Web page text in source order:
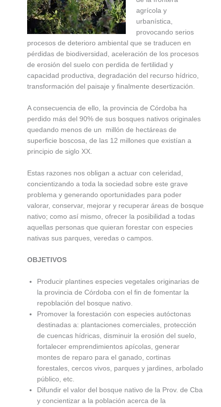
agrícola y
urbanística,
provocando serios
procesos de deterioro ambiental que se traducen en
pérdidas de biodiversidad, aceleración de los procesos
de erosión del suelo con perdida de fertilidad y
capacidad productiva, degradación del recurso hídrico,
transformación del paisaje y finalmente desertización.
A consecuencia de ello, la provincia de Córdoba ha
perdido más del 90% de sus bosques nativos originales
quedando menos de un millón de hectáreas de
superficie boscosa, de las 12 millones que existían a
principio de siglo XX.
Estas razones nos obligan a actuar con celeridad,
concientizando a toda la sociedad sobre este grave
problema y generando oportunidades para poder
valorar, conservar, mejorar y recuperar áreas de bosque
nativo; como así mismo, ofrecer la posibilidad a todas
aquellas personas que quieran forestar con especies
nativas sus parques, veredas o campos.
OBJETIVOS
Producir plantines especies vegetales originarias de
la provincia de Córdoba con el fin de fomentar la
repoblación del bosque nativo.
Promover la forestación con especies autóctonas
destinadas a: plantaciones comerciales, protección
de cuencas hídricas, disminuir la erosión del suelo,
fortalecer emprendimientos apícolas, generar
montes de reparo para el ganado, cortinas
forestales, cercos vivos, parques y jardines, arbolado
público, etc.
Difundir el valor del bosque nativo de la Prov. de Cba
y concientizar a la población acerca de la